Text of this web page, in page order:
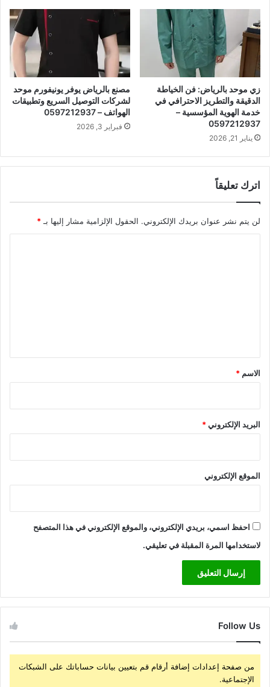
زي موحد بالرياض: فن الخياطة
الدقيقة والتطريز الاحترافي في
خدمة الهوية المؤسسية –
0597212937
يناير 21, 2026
مصنع بالرياض يوفر يونيفورم موحد
لشركات التوصيل السريع وتطبيقات
الهواتف – 0597212937
فبراير 3, 2026
اترك تعليقاً
لن يتم نشر عنوان بريدك الإلكتروني. الحقول الإلزامية مشار إليها بـ *
*
الاسم *
البريد الإلكتروني*
الموقع الإلكتروني
احفظ اسمي، بريدي الإلكتروني، والموقع الإلكتروني في هذا المتصفح
لاستخدامها المرة المقبلة في تعليقي.
Follow Us
من صفحة إعدادات إضافة أرقام قم بتعيين بيانات حساباتك على الشبكات
الإجتماعية.